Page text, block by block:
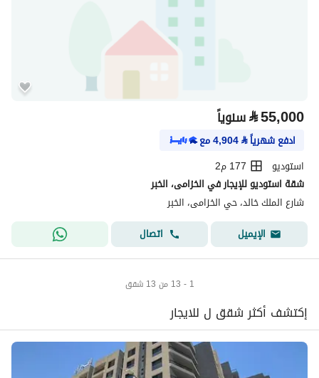
⃁55,000 سنوياً
ادفع شهرياً⃁
4,904مع
استوديو
177 م2
شقة استوديو للإيجار في الخزامى، الخبر
شارع الملك خالد، حي الخزامى، الخبر
الإيميل
اتصال
1 - 13 من 13 شقق
إكتشف أكثر شقق ل للايجار